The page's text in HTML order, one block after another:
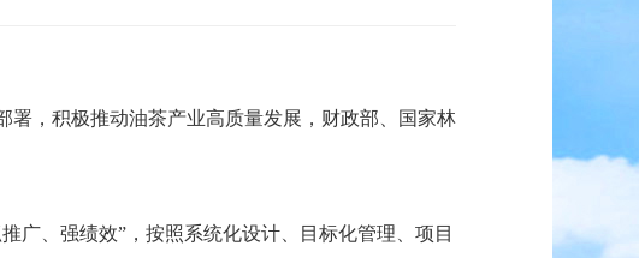
，积极推动油茶产业高质量发展，财政部、国家林
广、强绩效”，按照系统化设计、目标化管理、项目